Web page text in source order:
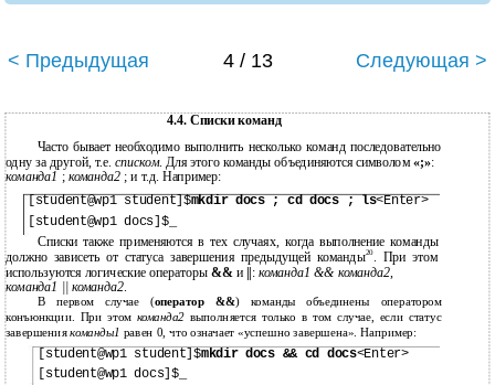
< Предыдущая 4 / 13 Следующая >
4.4. Списки команд
Часто бывает необходимо выполнить несколько команд последовательно
одну за другой, т.е.списком. Для этого команды объединяются символом«;»:
команда1 ; команда2 ; и т.д. Например:
[student@wp1 student]$mkdir docs ; cd docs ; ls<Enter>
[student@wp1 docs]$_
Списки также применяются в тех случаях, когда выполнение команды
должно зависеть от статуса завершения предыдущей команды20. При этом
используются логические операторы && и : команда1 && команда2,
команда1 || команда2.
В первом случае (оператор &&) команды объединены оператором
конъюнкции. При этом команда2 выполняется только в том случае, если статус
завершениякоманды1 равен 0, что означает «успешно завершена». Например:
[student@wp1 student]$mkdir docs && cd docs<Enter>
[student@wp1 docs]$_